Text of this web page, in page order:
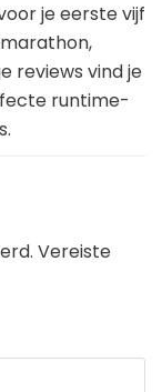
je eerste vijf
reviews vind je
runtime-
Vereiste